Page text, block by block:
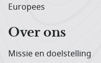
Europees
Over ons
Missie en doelstelling